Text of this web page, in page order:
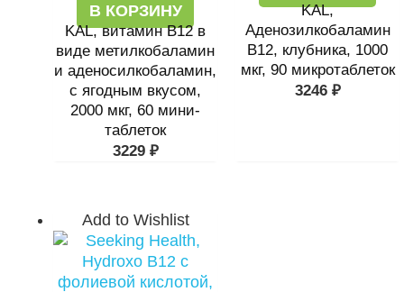
В КОРЗИНУ
KAL, витамин В12 в
виде метилкобаламин
и аденосилкобаламин,
с ягодным вкусом,
2000 мкг, 60 мини-
таблеток
3229 ₽
KAL,
Аденозилкобаламин
B12, клубника, 1000
мкг, 90 микротаблеток
3246 ₽
Add to Wishlist